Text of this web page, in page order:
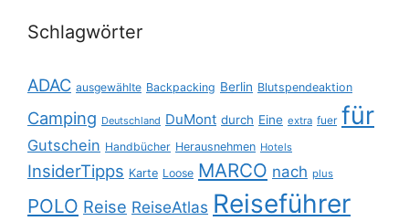
Schlagwörter
ADAC ausgewählte Backpacking Berlin Blutspendeaktion
Camping Deutschland DuMont durch Eine extra fuer für
Gutschein Handbücher Herausnehmen Hotels
InsiderTipps Karte Loose MARCO nach plus
POLO Reise ReiseAtlas Reiseführer